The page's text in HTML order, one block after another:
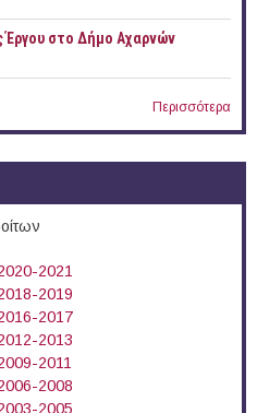
Έργου στο Δήμο Αχαρνών
Περισσότερα
2021
2019
2017
2013
2011
2008
2005